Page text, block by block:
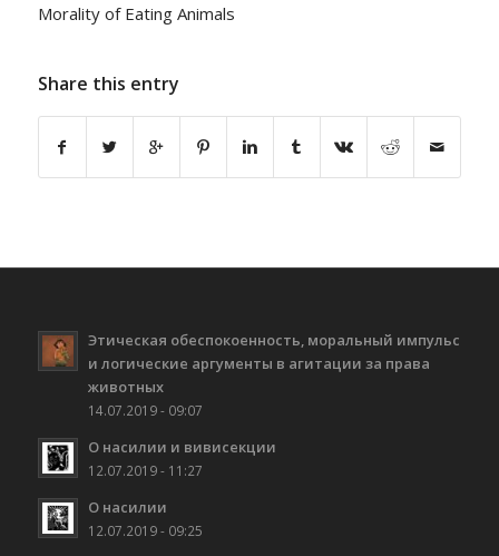
Morality of Eating Animals
Share this entry
Этическая обеспокоенность, моральный импульс
и логические аргументы в агитации за права
животных
14.07.2019 - 09:07
О насилии и вивисекции
12.07.2019 - 11:27
О насилии
12.07.2019 - 09:25